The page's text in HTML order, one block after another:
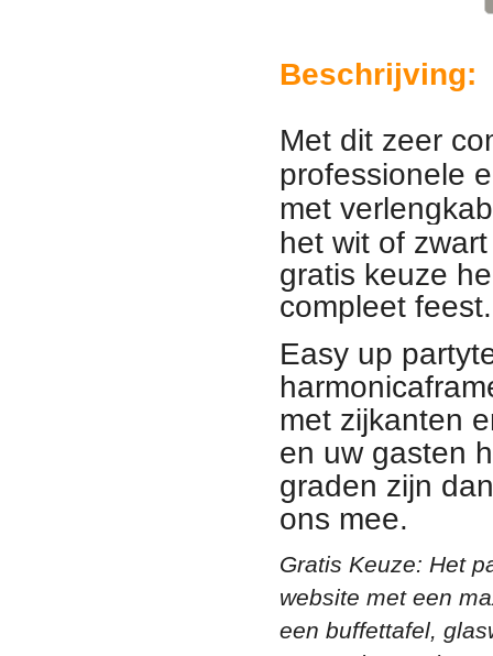
Beschrijving:
Met dit zeer
professionele
met
het wit of
gratis keuze
compleet feest.
Easy up
met zijkanten
en uw gasten
graden zijn
ons mee.
Gratis Keuze: Het
website met een
een buffettafel,